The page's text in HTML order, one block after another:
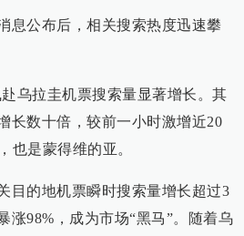
息公布后，相关搜索热度迅速攀
乌拉圭机票搜索量显著增长。其
长数十倍，较前一小时激增近20
也是蒙得维的亚。
目的地机票瞬时搜索量增长超过3
涨98%，成为市场“黑马”。随着乌